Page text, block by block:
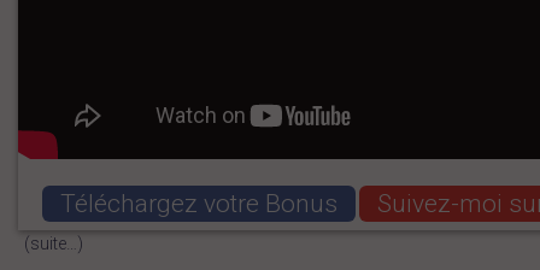
Téléchargez votre Bonus Suivez-moi
(suite…)